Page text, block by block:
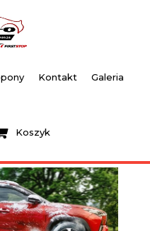
Kontakt Galeria
Koszyk